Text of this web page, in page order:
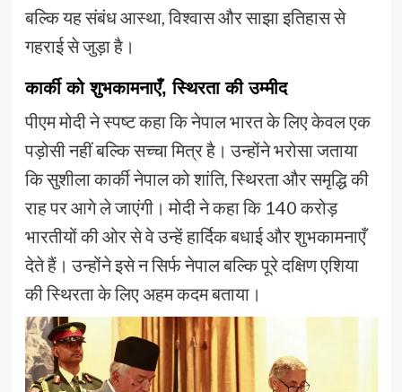
बल्कि यह संबंध आस्था, विश्वास और साझा इतिहास से
गहराई से जुड़ा है।
कार्की को शुभकामनाएँ, स्थिरता की उम्मीद
पीएम मोदी ने स्पष्ट कहा कि नेपाल भारत के लिए केवल एक
पड़ोसी नहीं बल्कि सच्चा मित्र है। उन्होंने भरोसा जताया
कि सुशीला कार्की नेपाल को शांति, स्थिरता और समृद्धि की
राह पर आगे ले जाएंगी। मोदी ने कहा कि 140 करोड़
भारतीयों की ओर से वे उन्हें हार्दिक बधाई और शुभकामनाएँ
देते हैं। उन्होंने इसे न सिर्फ नेपाल बल्कि पूरे दक्षिण एशिया
की स्थिरता के लिए अहम कदम बताया।